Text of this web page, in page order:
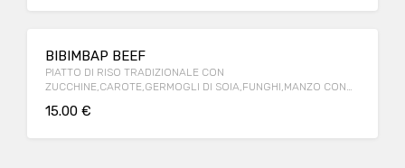
BIBIMBAP BEEF
PIATTO DI RISO TRADIZIONALE CON
ZUCCHINE,CAROTE,GERMOGLI DI SOIA,FUNGHI,MANZO CON
15.00 €